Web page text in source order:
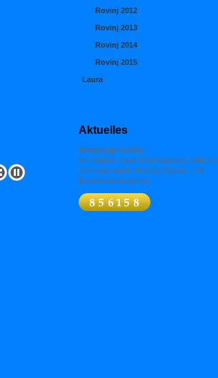
Rovinj 2012
Rovinj 2013
Rovinj 2014
Rovinj 2015
Laura
Aktuelles
Homepage online
Auf meinen neuen Internetseiten stelle ich
mich und meine Hobbys (Töpfer- und
Brandbildarbeiten)vor.